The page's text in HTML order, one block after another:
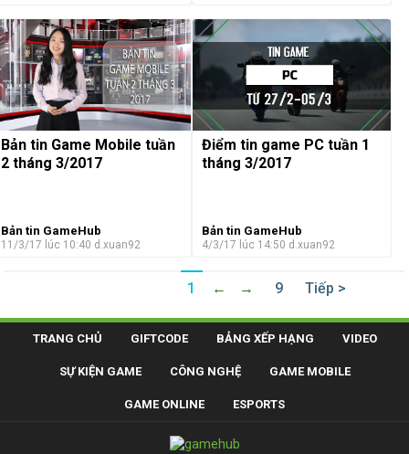
Bản tin Game Mobile tuần
2 tháng 3/2017
Bản tin GameHub
11/3/17 lúc 10:40 d.xuan92
Điểm tin game PC tuần 1
tháng 3/2017
Bản tin GameHub
4/3/17 lúc 14:50 d.xuan92
1 ← → 9 Tiếp >
TRANG CHỦ GIFTCODE BẢNG XẾP HẠNG VIDEO
SỰ KIỆN GAME CÔNG NGHỆ GAME MOBILE
GAME ONLINE ESPORTS